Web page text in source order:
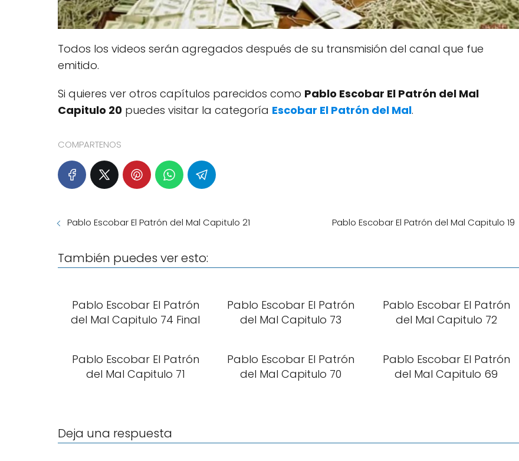
Todos los videos serán agregados después de su transmisión del canal que fue
emitido.
Si quieres ver otros capítulos parecidos como Pablo Escobar El Patrón del Mal
Capitulo 20 puedes visitar la categoría Escobar El Patrón del Mal.
COMPARTENOS
Pablo Escobar El Patrón del Mal Capitulo 21 Pablo Escobar El Patrón del Mal Capitulo 19
También puedes ver esto:
Pablo Escobar El Patrón
del Mal Capitulo 74 Final
Pablo Escobar El Patrón
del Mal Capitulo 73
Pablo Escobar El Patrón
del Mal Capitulo 72
Pablo Escobar El Patrón
del Mal Capitulo 71
Pablo Escobar El Patrón
del Mal Capitulo 70
Pablo Escobar El Patrón
del Mal Capitulo 69
Deja una respuesta